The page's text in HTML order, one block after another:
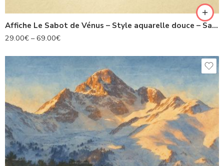
Affiche Le Sabot de Vénus – Style aquarelle douce – Savoie – Les fleurs illustrées
29.00€ –69.00€